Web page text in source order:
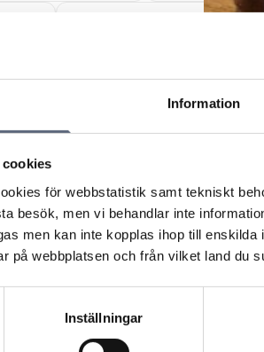
Information
för webbstatistik samt tekniskt
besök, men vi behandlar inte
men kan inte kopplas ihop till
på webbplatsen och från vilket land du
Inställningar
Teckna nytt avtal för fast
Fel eller avbrott på en fast tjänst
– Ingen rätt till ersättning för
– Betalningsskyldig för flera tusen
– Abonnent ansvarig när
- Prisinformation om fria samtal